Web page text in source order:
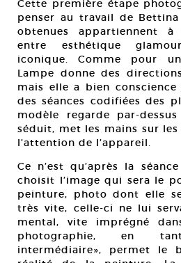
Cette première étape
penser au travail de Bettina
obtenues appartiennent
entre esthétique
iconique. Comme pour
Lampe donne des
mais elle a bien
des séances codifiées des
modèle regarde par-
séduit, met les mains sur
l’attention de l’appareil.
Ce n’est qu’après la
choisit l’image qui sera le
peinture, photo dont elle
très vite, celle-ci ne lui
mental, vite imprégné
photographie, en
intermédiaire», permet le